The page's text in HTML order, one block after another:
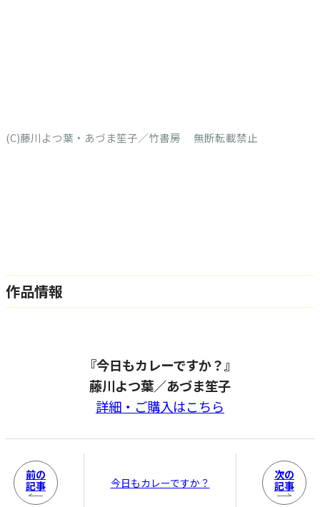
(C)藤川よつ葉・あづま笙子／竹書房 無断転載禁止
作品情報
『今日もカレーですか？』
藤川よつ葉／あづま笙子
詳細・ご購入はこちら
前の
記事
今日もカレーですか？
次の
記事